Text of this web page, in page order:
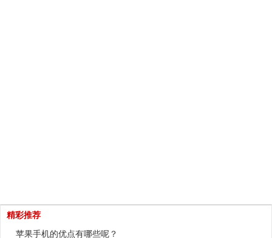
精彩推荐
苹果手机的优点有哪些呢？